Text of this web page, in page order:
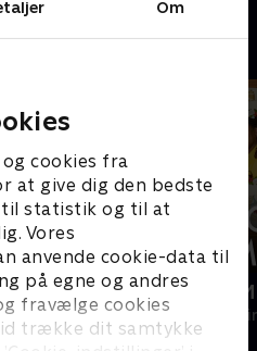
Om
cookies fra
at give dig den bedste
til statistik og til at
Vores
anvende cookie-data til
på egne og andres
fravælge cookies
trække dit samtykke
Mordene i
Krimi &